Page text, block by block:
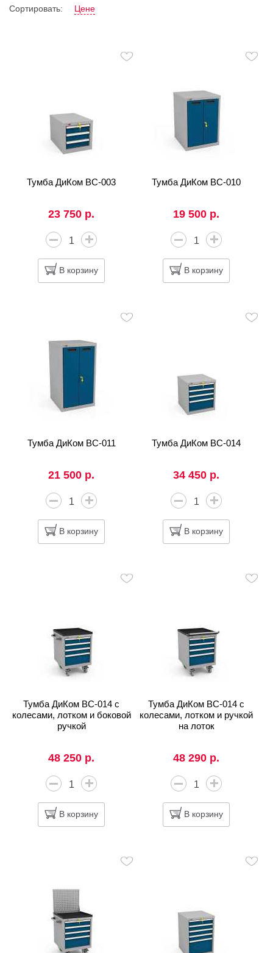
Сортировать: Цене
Тумба ДиКом ВС-003
23 750 р.
В корзину
Тумба ДиКом ВС-010
19 500 р.
В корзину
Тумба ДиКом ВС-011
21 500 р.
В корзину
Тумба ДиКом ВС-014
34 450 р.
В корзину
Тумба ДиКом ВС-014 с
колесами, лотком и боковой
ручкой
48 250 р.
В корзину
Тумба ДиКом ВС-014 с
колесами, лотком и ручкой
на лоток
48 290 р.
В корзину